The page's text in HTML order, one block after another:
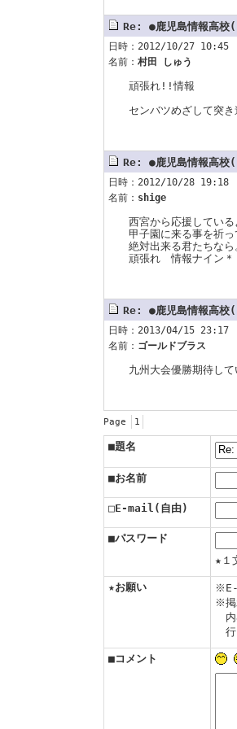
Re: ●鹿児島情報高
日時：2012/10/27 10:45
名前： 村田 しゅう
頑張れ!!情報
センバツめざして突
Re: ●鹿児島情報高
日時：2012/10/28 19:18
名前： shige
西宮から応援している
甲子園に来る事を祈っ
絶対出来る君たちなら
頑張れ 情報ナイン＊
Re: ●鹿児島情報高
日時：2013/04/15 23:17
名前： ゴールドブラス
九州大会優勝期待し
Page 1
■題名
■お名前
□E-mail(自由)
■パスワード
★１
★お願い
※E-
※掲
内
行
■コメント